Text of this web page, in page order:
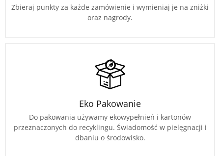
Zbieraj punkty za każde zamówienie i wymieniaj je na zniżki
oraz nagrody.
Eko Pakowanie
Do pakowania używamy ekowypełnień i kartonów
przeznaczonych do recyklingu. Świadomość w pielęgnacji i
dbaniu o środowisko.